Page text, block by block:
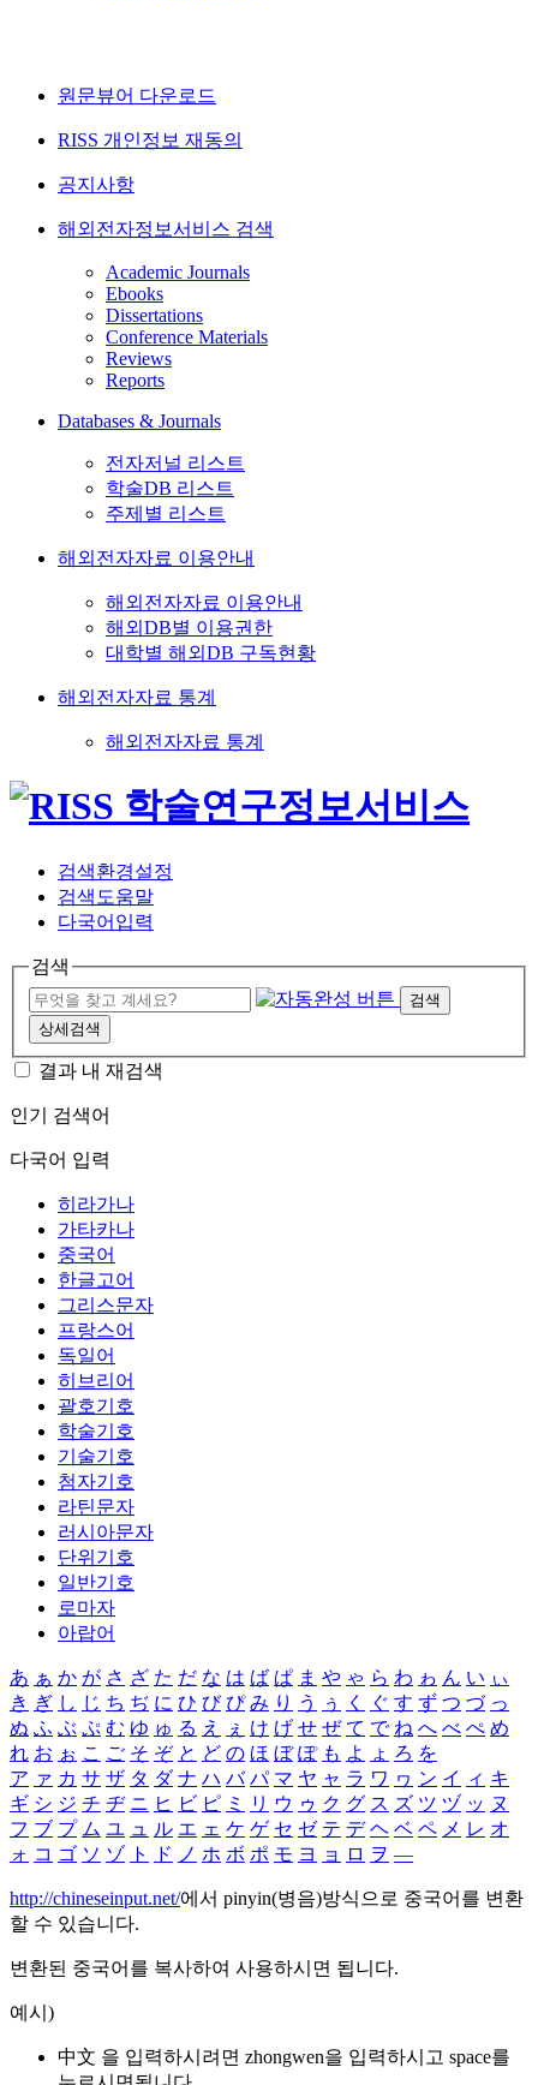
원문뷰어 다운로드
RISS 개인정보 재동의
공지사항
해외전자정보서비스 검색
Academic Journals
Ebooks
Dissertations
Conference Materials
Reviews
Reports
Databases & Journals
전자저널 리스트
학술DB 리스트
주제별 리스트
해외전자자료 이용안내
해외전자자료 이용안내
해외DB별 이용권한
대학별 해외DB 구독현황
해외전자자료 통계
해외전자자료 통계
검색환경설정
검색도움말
다국어입력
검색
검색
상세검색
결과 내 재검색
인기 검색어
다국어 입력
히라가나
가타카나
중국어
한글고어
그리스문자
프랑스어
독일어
히브리어
괄호기호
학술기호
기술기호
첨자기호
라틴문자
러시아문자
단위기호
일반기호
로마자
아랍어
あ ぁ か が さ ざ た だ な は ば ぱ ま や ゃ ら わ ゎ ん い ぃ
き ぎ し じ ち ぢ に ひ び ぴ み り う ぅ く ぐ す ず つ づ っ
ぬ ふ ぶ ぷ む ゆ ゅ る え ぇ け げ せ ぜ て で ね へ べ ぺ め
れ お ぉ こ ご そ ぞ と ど の ほ ぼ ぽ も よ ょ ろ を
ア ァ カ サ ザ タ ダ ナ ハ バ パ マ ヤ ャ ラ ワ ヮ ン イ ィ キ
ギ シ ジ チ ヂ ニ ヒ ビ ピ ミ リ ウ ゥ ク グ ス ズ ツ ヅ ッ ヌ
フ ブ プ ム ユ ュ ル エ ェ ケ ゲ セ ゼ テ デ ヘ ベ ペ メ レ オ
ォ コ ゴ ソ ゾ ト ド ノ ホ ボ ポ モ ヨ ョ ロ ヲ ―
http://chineseinput.net/에서 pinyin(병음)방식으로 중국어를 변환
할 수 있습니다.
변환된 중국어를 복사하여 사용하시면 됩니다.
예시)
中文 을 입력하시려면 zhongwen을 입력하시고 space를